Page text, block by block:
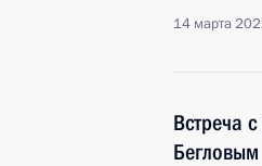
14 марта
Встреча
Бегловым